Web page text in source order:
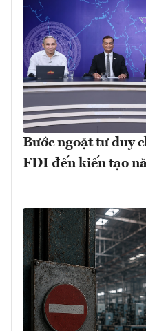
Bước ngoặt tư duy
FDI đến kiến tạo